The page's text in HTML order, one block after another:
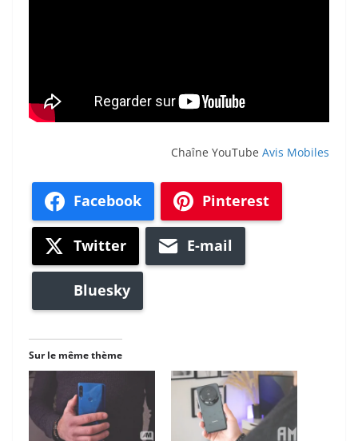
Chaîne YouTube Avis Mobiles
Facebook Pinterest
Twitter E-mail
Bluesky
Sur le même thème